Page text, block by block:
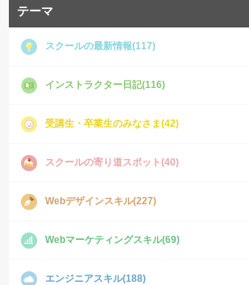
テーマ
スクールの最新情報(117)
インストラクター日記(116)
受講生・卒業生のみなさま(42)
スクールの寄り道スポット(40)
Webデザインスキル(227)
Webマーケティングスキル(69)
エンジニアスキル(188)